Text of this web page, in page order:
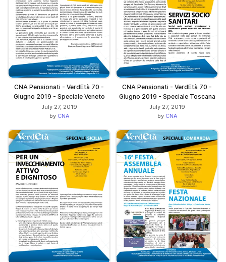
CNA Pensionati - VerdEtà 70 -
Giugno 2019 - Speciale Veneto
July 27, 2019
by CNA
CNA Pensionati - VerdEtà 70 -
Giugno 2019 - Speciale Toscana
July 27, 2019
by CNA